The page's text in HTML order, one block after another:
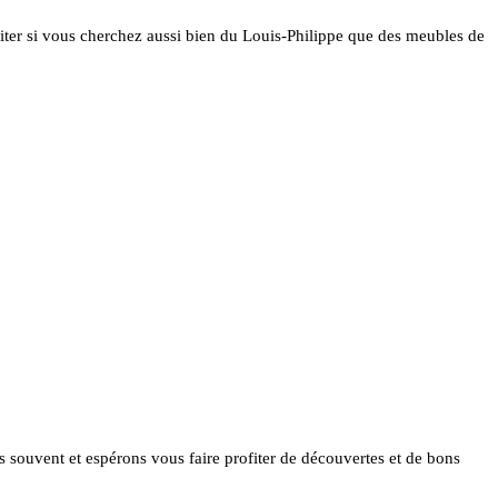
si vous cherchez aussi bien du Louis-Philippe que des meubles de
et espérons vous faire profiter de découvertes et de bons